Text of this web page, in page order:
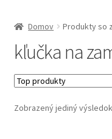
Podľa veku
Kategórie produktov
Dôležité informácie
Domov Produkty so
kľučka na
Zobrazený jediný výsledok